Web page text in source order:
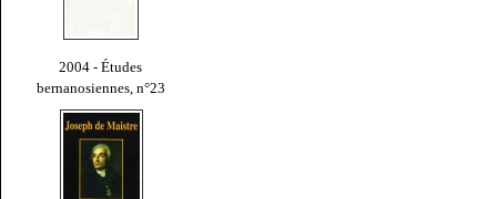
2004 - Études
bernanosiennes, n°23